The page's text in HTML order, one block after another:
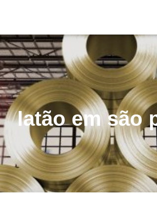
latão em são